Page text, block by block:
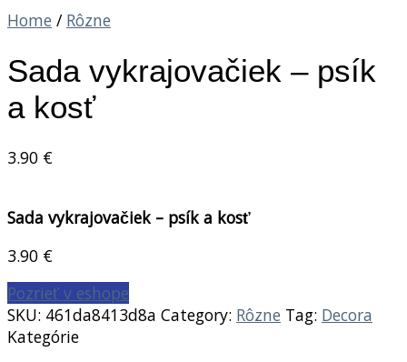
Home / Rôzne
Sada vykrajovačiek – psík
a kosť
3.90 €
Sada vykrajovačiek – psík a kosť
3.90 €
Pozrieť v eshope
SKU: 461da8413d8a Category: Rôzne Tag: Decora
Kategórie